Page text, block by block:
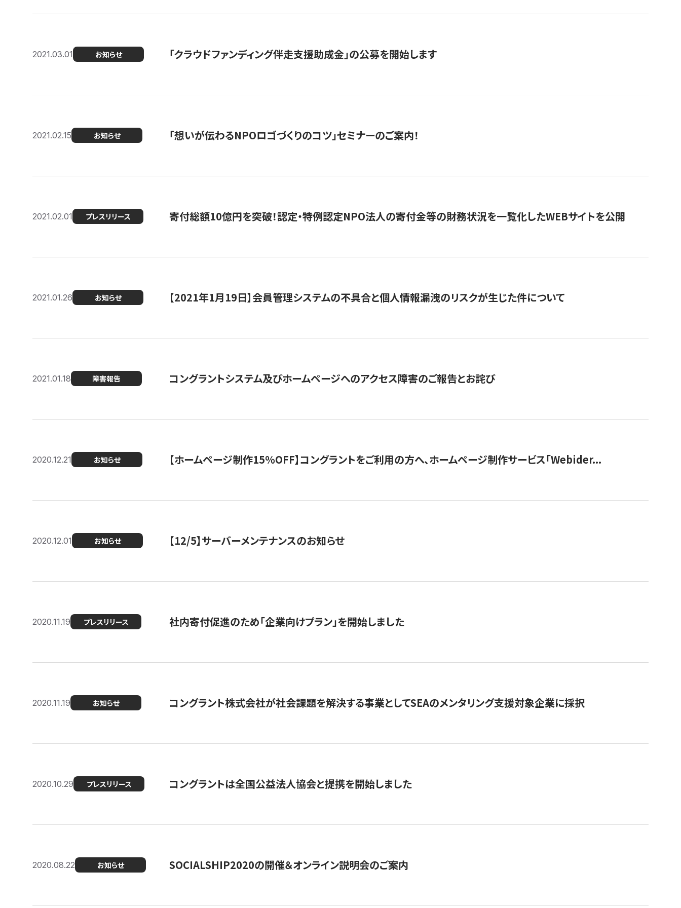
2021.03.01 お知らせ 「クラウドファンディング伴走支援助成金」の公募を開始します
2021.02.15 お知らせ 「想いが伝わるNPOロゴづくりのコツ」セミナーのご案内！
2021.02.01 プレスリリース 寄付総額10億円を突破！認定・特例認定NPO法人の寄付金等の財務状況を一覧化したWEBサイトを公開
2021.01.26 お知らせ 【2021年1月19日】会員管理システムの不具合と個人情報漏洩のリスクが生じた件について
2021.01.18 障害報告 コングラントシステム及びホームページへのアクセス障害のご報告とお詫び
2020.12.21 お知らせ 【ホームページ制作15％OFF】コングラントをご利用の方へ、ホームページ制作サービス「Webider...
2020.12.01 お知らせ 【12/5】サーバーメンテナンスのお知らせ
2020.11.19 プレスリリース 社内寄付促進のため「企業向けプラン」を開始しました
2020.11.19 お知らせ コングラント株式会社が社会課題を解決する事業としてSEAのメンタリング支援対象企業に採択
2020.10.29 プレスリリース コングラントは全国公益法人協会と提携を開始しました
2020.08.22 お知らせ SOCIALSHIP2020の開催＆オンライン説明会のご案内